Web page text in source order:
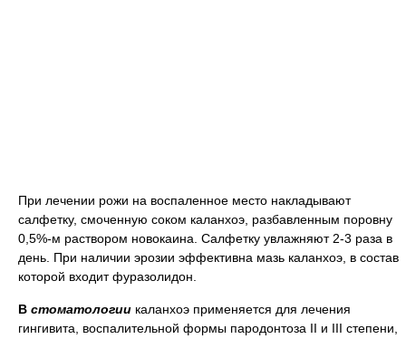
При лечении рожи на воспаленное место накладывают
салфетку, смоченную соком каланхоэ, разбавленным поровну
0,5%-м раствором новокаина. Салфетку увлажняют 2-3 раза в
день. При наличии эрозии эффективна мазь каланхоэ, в состав
которой входит фуразолидон.
В стоматологии каланхоэ применяется для лечения
гингивита, воспалительной формы пародонтоза II и III степени,